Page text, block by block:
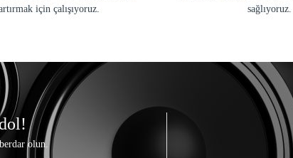
için çalışıyoruz.
sağlıyoruz.
olun.